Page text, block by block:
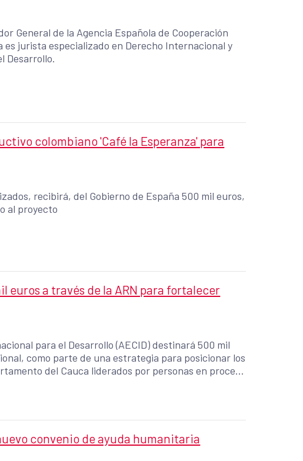
General de la Agencia Española de Cooperación
jurista especializado en Derecho Internacional y
Desarrollo.
colombiano 'Café la Esperanza' para
recibirá, del Gobierno de España 500 mil euros,
al proyecto
euros a través de la ARN para fortalecer
para el Desarrollo (AECID) destinará 500 mil
como parte de una estrategia para posicionar los
del Cauca liderados por personas en proceso
convenio de ayuda humanitaria